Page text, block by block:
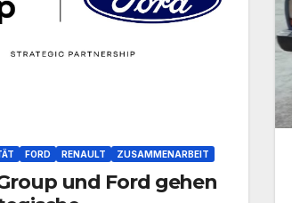
FORD RENAULT ZUSAMMENARBEIT
und Ford gehen